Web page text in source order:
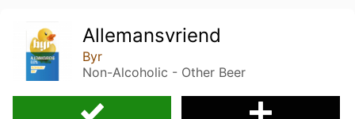
Allemansvriend
Byr
Non-Alcoholic - Other Beer